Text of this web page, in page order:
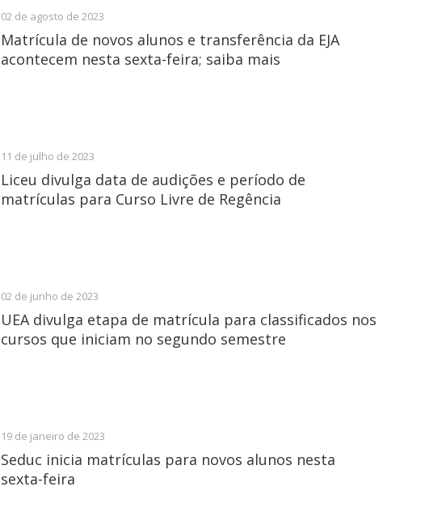
02 de agosto de 2023
Matrícula de novos alunos e transferência da EJA
acontecem nesta sexta-feira; saiba mais
11 de julho de 2023
Liceu divulga data de audições e período de
matrículas para Curso Livre de Regência
02 de junho de 2023
UEA divulga etapa de matrícula para classificados nos
cursos que iniciam no segundo semestre
19 de janeiro de 2023
Seduc inicia matrículas para novos alunos nesta
sexta-feira